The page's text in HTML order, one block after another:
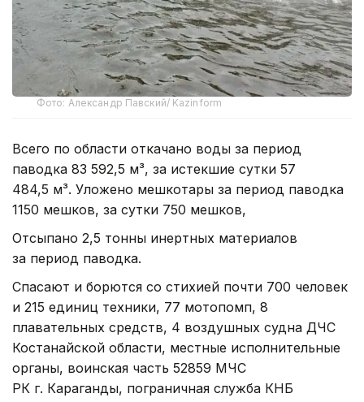
Фото: Александр Павский/ Kazinform
Всего по области откачано воды за период
паводка 83 592,5 м³, за истекшие сутки 57
484,5 м³. Уложено мешкотары за период паводка
1150 мешков, за сутки 750 мешков,
Отсыпано 2,5 тонны инертных материалов
за период паводка.
Спасают и борются со стихией почти 700 человек
и 215 единиц техники, 77 мотопомп, 8
плавательных средств, 4 воздушных судна ДЧС
Костанайской области, местные исполнительные
органы, воинская часть 52859 МЧС
РК г. Караганды, пограничная служба КНБ